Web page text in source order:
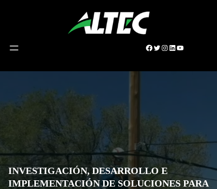
Facebook Twitter Instagram LinkedIn YouTube
INVESTIGACIÓN, DESARROLLO E
IMPLEMENTACIÓN DE SOLUCIONES PARA